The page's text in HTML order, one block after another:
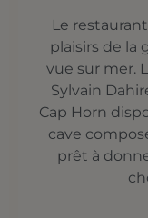
Le
plaisirs de la
vue sur mer.
Sylvain
Cap Horn
cave
prêt à